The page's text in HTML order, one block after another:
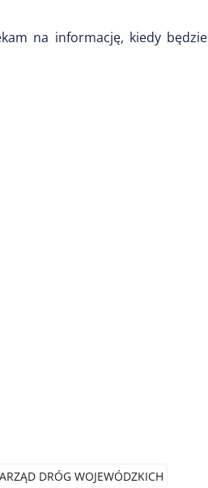
na informację, kiedy będzie
DRÓG WOJEWÓDZKICH